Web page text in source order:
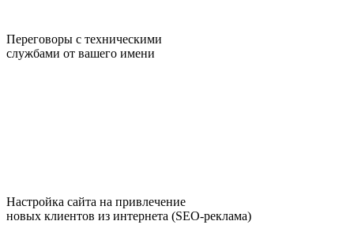
Переговоры с техническими
службами от вашего имени
Настройка сайта на привлечение
новых клиентов из интернета (SEO-реклама)